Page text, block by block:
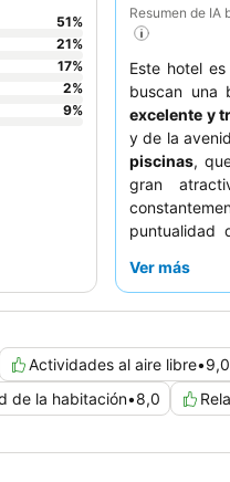
Resumen de IA
Este hotel
buscan una
excelente y
y de la
piscinas,
gran
puntualidad
de a la
Ver más
Actividades al aire libre•9,0
de la habitación•8,0
51%
21%
17%
2%
9%